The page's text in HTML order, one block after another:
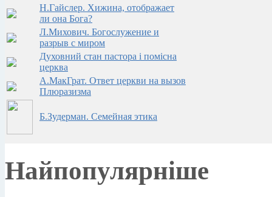
Н.Гайслер. Хижина, отображает
ли она Бога?
Л.Михович. Богослужение и
разрыв с миром
Духовний стан пастора i помiсна
церква
А.МакГрат. Ответ церкви на вызов
Плюразизма
Б.Зудерман. Семейная этика
Найпопулярніше